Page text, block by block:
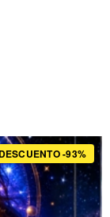
DESCUENTO -93%